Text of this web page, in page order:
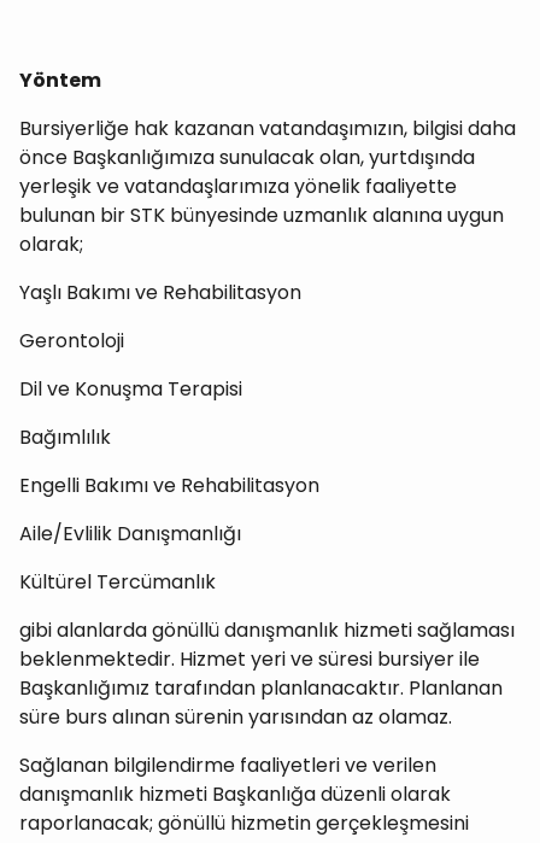
Yöntem
Bursiyerliğe hak kazanan vatandaşımızın, bilgisi daha
önce Başkanlığımıza sunulacak olan, yurtdışında
yerleşik ve vatandaşlarımıza yönelik faaliyette
bulunan bir STK bünyesinde uzmanlık alanına uygun
olarak;
Yaşlı Bakımı ve Rehabilitasyon
Gerontoloji
Dil ve Konuşma Terapisi
Bağımlılık
Engelli Bakımı ve Rehabilitasyon
Aile/Evlilik Danışmanlığı
Kültürel Tercümanlık
gibi alanlarda gönüllü danışmanlık hizmeti sağlaması
beklenmektedir. Hizmet yeri ve süresi bursiyer ile
Başkanlığımız tarafından planlanacaktır. Planlanan
süre burs alınan sürenin yarısından az olamaz.
Sağlanan bilgilendirme faaliyetleri ve verilen
danışmanlık hizmeti Başkanlığa düzenli olarak
raporlanacak; gönüllü hizmetin gerçekleşmesini